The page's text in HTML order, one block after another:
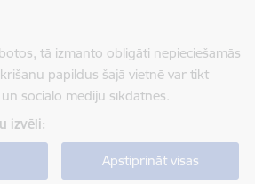
tā izmanto obligāti nepieciešamās
papildus šajā vietnē var tikt
sociālo mediju sīkdatnes.
izvēli:
Apstiprināt visas